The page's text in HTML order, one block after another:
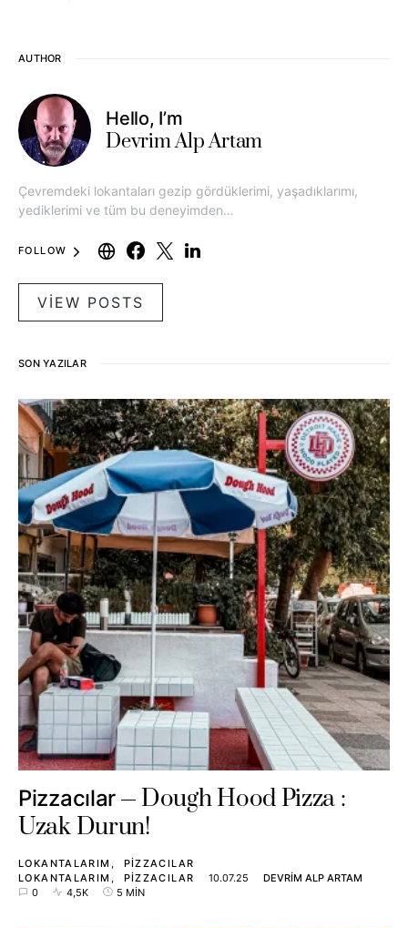
AUTHOR
Hello, I’m
Devrim Alp Artam
Çevremdeki lokantaları gezip gördüklerimi, yaşadıklarımı,
yediklerimi ve tüm bu deneyimden…
FOLLOW
VIEW POSTS
SON YAZILAR
Pizzacılar
Dough Hood Pizza :
Uzak Durun!
LOKANTALARIM
PIZZACILAR
LOKANTALARIM
PIZZACILAR 10.07.25
DEVRIM ALP ARTAM
0
4,5K 5 MIN